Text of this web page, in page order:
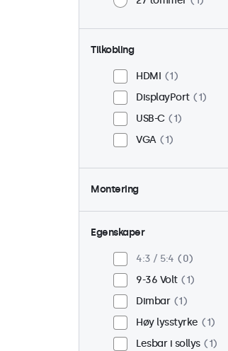
Tilkobling
HDMI
1
DisplayPort
1
USB-C
1
VGA
1
Montering
Panel montert
1
Innebygd
VESA 75 x 75
VESA 100 x 100
Egenskaper
4:3 / 5:4
0
9-36 Volt
1
Dimbar
1
Høy lysstyrke
1
Lesbar i sollys
1